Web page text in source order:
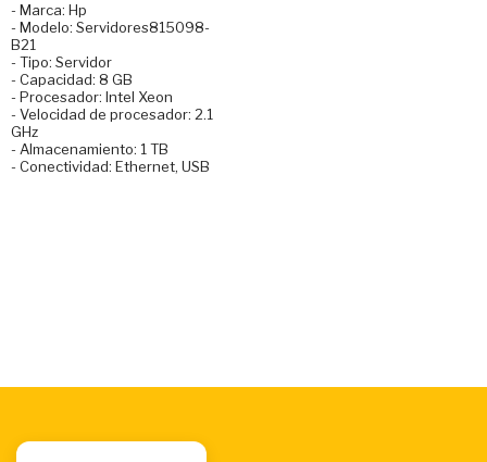
- Marca: Hp
- Modelo: Servidores815098-
B21
- Tipo: Servidor
- Capacidad: 8 GB
- Procesador: Intel Xeon
- Velocidad de procesador: 2.1
GHz
- Almacenamiento: 1 TB
- Conectividad: Ethernet, USB